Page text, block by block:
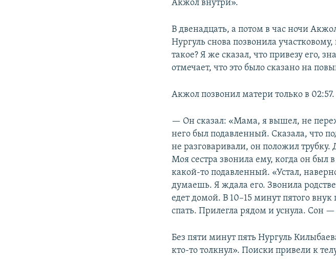
Акжол внутри».
В двенадцать, а потом в час ночи
Нургуль снова позвонила
такое? Я же сказал, что привезу его,
отмечает, что это было сказано на
Акжол позвонил матери только в 02:57.
— Он сказал: «Мама, я вышел, не
него был подавленный. Сказала, что
не разговаривали, он положил
Моя сестра звонила ему, когда он был
какой-то подавленный. «Устал,
думаешь. Я ждала его. Звонила
едет домой. В 10–15 минут пятого внук
спать. Прилегла рядом и уснула. Сон —
Без пяти минут пять Нургуль
кто-то толкнул». Поиски привели к